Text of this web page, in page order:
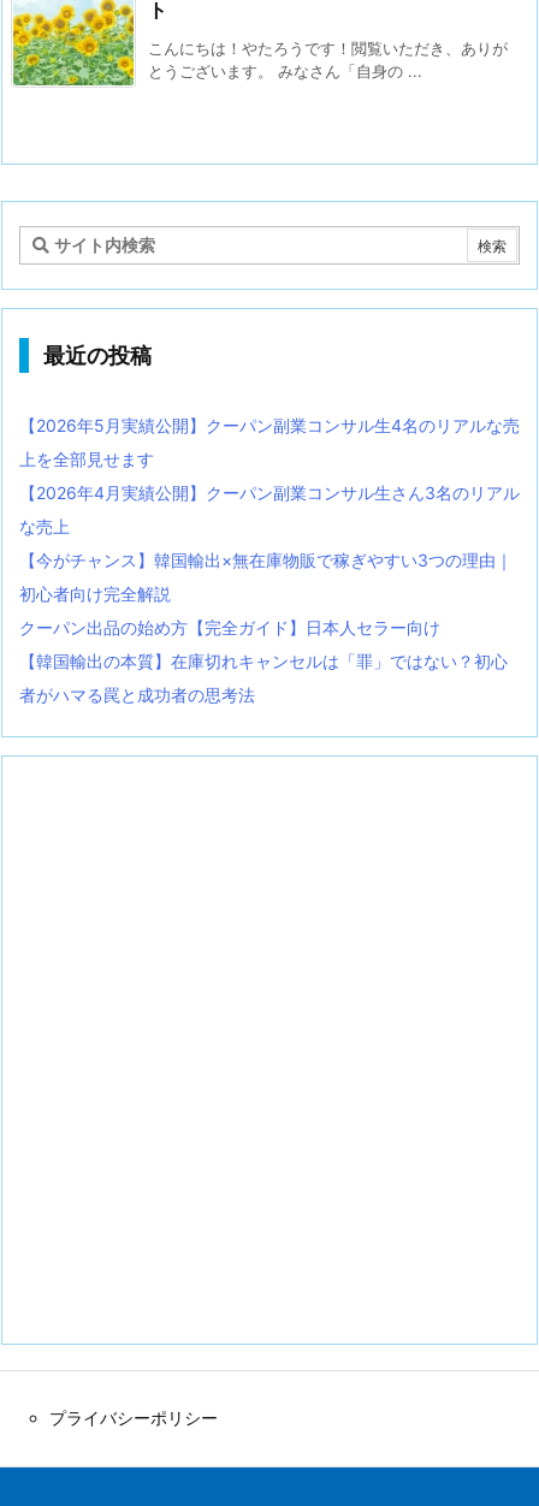
ト
こんにちは！やたろうです！閲覧いただき、ありが
とうございます。 みなさん「自身の ...
最近の投稿
【2026年5月実績公開】クーパン副業コンサル生4名のリアルな売
上を全部見せます
【2026年4月実績公開】クーパン副業コンサル生さん3名のリアル
な売上
【今がチャンス】韓国輸出×無在庫物販で稼ぎやすい3つの理由｜
初心者向け完全解説
クーパン出品の始め方【完全ガイド】日本人セラー向け
【韓国輸出の本質】在庫切れキャンセルは「罪」ではない？初心
者がハマる罠と成功者の思考法
プライバシーポリシー